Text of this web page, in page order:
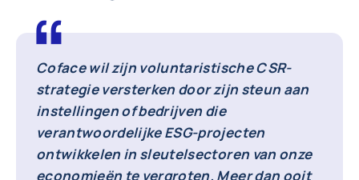
Coface wil zijn voluntaristische CSR-
strategie versterken door zijn steun aan
instellingen of bedrijven die
verantwoordelijke ESG-projecten
ontwikkelen in sleutelsectoren van onze
economieën te vergroten. Meer dan ooit